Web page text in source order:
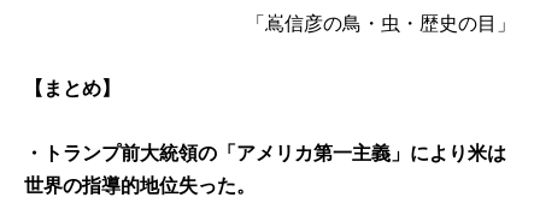
「嶌信彦の鳥・虫・歴史の目」
【まとめ】
・トランプ前大統領の「アメリカ第一主義」により米は
世界の指導的地位失った。